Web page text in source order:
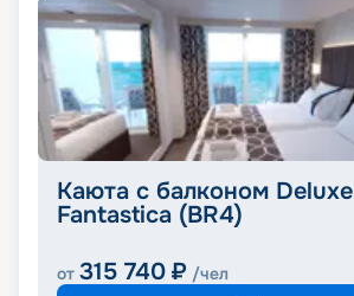
Каюта с балконом Deluxe
Fantastica (BR4)
от 315 740 ₽ /чел